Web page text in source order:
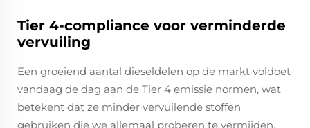
Tier 4-compliance voor verminderde
vervuiling
Een groeiend aantal dieseldelen op de markt voldoet
vandaag de dag aan de Tier 4 emissie normen, wat
betekent dat ze minder vervuilende stoffen
gebruiken die we allemaal proberen te vermijden.